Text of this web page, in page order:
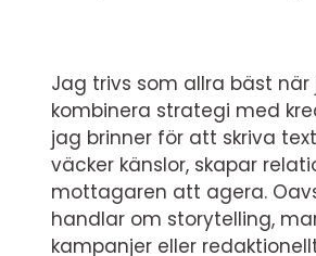
Jag trivs som allra bäst
kombinera strategi med
jag brinner för att skriva
väcker känslor, skapar
mottagaren att agera.
handlar om storytelling,
kampanjer eller